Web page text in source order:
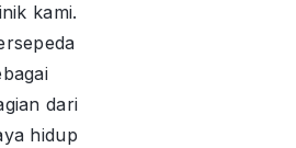
kami.
dari
hidup